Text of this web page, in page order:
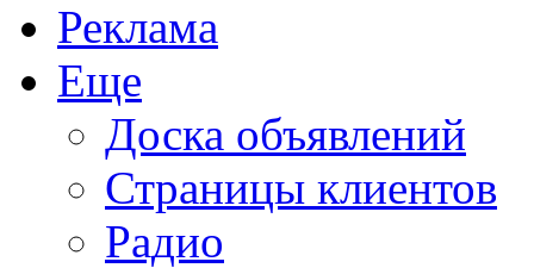
Реклама
Еще
Доска объявлений
Страницы клиентов
Радио